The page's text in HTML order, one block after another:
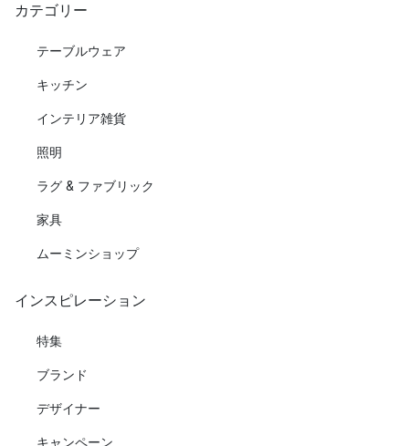
カテゴリー
テーブルウェア
キッチン
インテリア雑貨
照明
ラグ & ファブリック
家具
ムーミンショップ
インスピレーション
特集
ブランド
デザイナー
キャンペーン